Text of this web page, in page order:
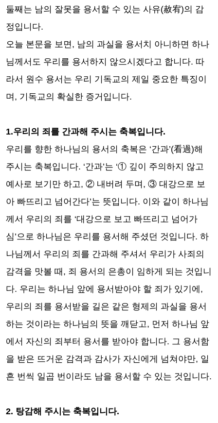
둘째는 남의 잘못을 용서할 수 있는 사유(赦宥)의 감
정입니다.
오늘 본문을 보면, 남의 과실을 용서치 아니하면 하나
님께서도 우리를 용서하지 않으시겠다고 합니다. 따
라서 원수 용서는 우리 기독교의 제일 중요한 특징이
며 , 기독교의 확실한 증거입니다.
1.우리의 죄를 간과해 주시는 축복입니다.
우리를 향한 하나님의 용서의 축복은 ‘간과’(看過)해
주시는 축복입니다. ‘간과’는 ‘① 깊이 주의하지 않고
예사로 보기만 하고, ② 내버려 두며 , ③ 대강으로 보
아 빠뜨리고 넘어간다’는 뜻입니다. 이와 같이 하나님
께서 우리의 죄를 ‘대강으로 보고 빠뜨리고 넘어가
심’으로 하나님은 우리를 용서해 주셨던 것입니다. 하
나님께서 우리의 죄를 간과해 주셔서 우리가 사죄의
감격을 맛볼 때 , 죄 용서의 은총이 임하게 되는 것입니
다. 우리는 하나님 앞에 용서받아야 할 죄가 있기에 ,
우리의 죄를 용서받을 길은 같은 형제의 과실을 용서
하는 것이라는 하나님의 뜻을 깨닫고, 먼저 하나님 앞
에서 자신의 죄부터 용서를 받아야 합니다. 그 용서함
을 받은 뜨거운 감격과 감사가 자신에게 넘쳐야만, 일
흔 번씩 일곱 번이라도 남을 용서할 수 있는 것입니다.
2. 탕감해 주시는 축복입니다.